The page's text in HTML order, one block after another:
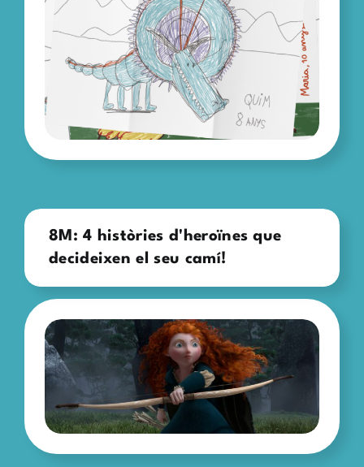
8M: 4 històries d'heroïnes que
decideixen el seu camí!